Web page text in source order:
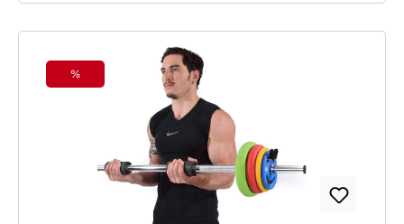
Rabatt
%